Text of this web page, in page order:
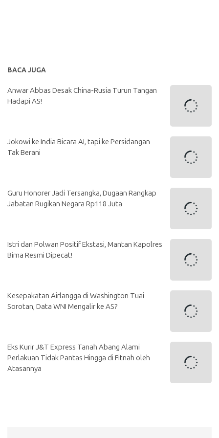
BACA JUGA
Anwar Abbas Desak China-Rusia Turun Tangan
Hadapi AS!
Jokowi ke India Bicara AI, tapi ke Persidangan
Tak Berani
Guru Honorer Jadi Tersangka, Dugaan Rangkap
Jabatan Rugikan Negara Rp118 Juta
Istri dan Polwan Positif Ekstasi, Mantan Kapolres
Bima Resmi Dipecat!
Kesepakatan Airlangga di Washington Tuai
Sorotan, Data WNI Mengalir ke AS?
Eks Kurir J&T Express Tanah Abang Alami
Perlakuan Tidak Pantas Hingga di Fitnah oleh
Atasannya